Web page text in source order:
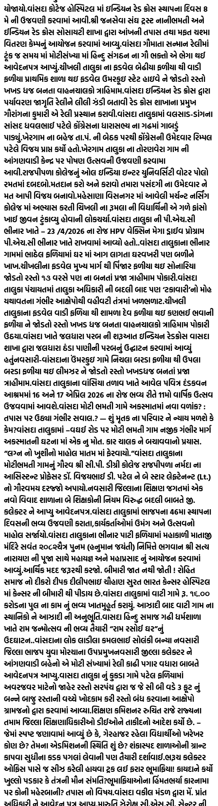
યોજાયો.વાંસદા કોટેજ હોસ્પિટલ માં ઇન્ડિયન રેડ ક્રોસ સ્થાપના દિવસ 8
મે ની ઉજવણી કરવામાં આવી.શ્રી જનસેવા સંઘ ટ્રસ્ટ નાનીભમતી અને
ઈન્ડિયન રેડ ક્રોસ સોસાયટી શાખા દ્વારા આંખની તપાસ તથા મફત ચશ્મા
વિતરણ કેમ્પનું આયોજન કરવામાં આવ્યુ.વાંસદા ગૌમાતા સન્માન રેલીમાં
ટૂંક જ સમય માં મોટીસંખ્યા માં હિન્દુ સંગઠન ના ગૌ ભક્તો એ ભેગા થઈ
આવેદનપત્ર આપ્યું.ચીખલી તાલુકા ના ફડવેલ બેઢીયા ફળીયા થી વાડી
ફળીયા પ્રાથમિક શાળા થઇ ફડવેલ ઉમરકૂઇ સ્ટેટ હાઇવે ને જોડતો રસ્તો
ખખડ ધજ બનતા વાહનચાલકો ત્રાહિમામ.વાંસદા ઇન્ડિયન રેડ ક્રોસ દ્વારા
પર્યાવરણ જાગૃતિ રેલીને લીલી ઝંડી બતાવી રેડ ક્રોસ શાખાના પ્રમુખ
ગૌરાંગના કુમારી એ રેલી પ્રસ્થાન કરાવી.વાંસદા તાલુકામાં વલસાડ-ડાંગના
સાંસદ ધવલભાઈ પટેલે કોંગ્રેસના ધારાસભ્ય ના ગઢમાં ગાબડું
પાડ્યું.ખેરગામ ના બહેજ તા.પં. ની બેઠક પરથી કોંગ્રેસની ઉમેદવાર રિમ્પલ
પટેલે વિજય પ્રાપ્ત કર્યો હતો.ખેરગામ તાલુકા ના તોરણવેરા ગામ ની
આંગણવાડી કેન્દ્ર પર પોષણ ઉત્સવની ઉજવણી કરવામા
આવી.રાજપીપળા કોલેજનું ઓલ ઇન્ડિયા ઇન્ટર યુનિવર્સિટી વોટર પોલો
રમતમાં દબદબો.મતદાન કરો અને કરાવો તમારા પસંદગી ના ઉમેદવાર ને
મત આપી વિજય બનાવો.મહેસાણા વિસનગર માં આવેલી મર્ચન્ટ નર્સિંગ
કોલેજ માં અભ્યાસ કરતી ચિખલી ના રૂમલા ની વિદ્યાર્થિની એ ગળે ફાંસો
ખાઈ જીવન ટુંકાવ્યુ હોવાની લોકચર્ચા.વાંસદા તાલુકા ની પી.એચ.સી
ભીનાર ખાતે – 23 /4/2026 ના રોજ HPV વેક્સિન મેગા ડ્રાઈવ પ્રોગ્રામ
પી.એચ.સી ભીનાર ખાતે રાખવામાં આવ્યો હતો..વાંસદા તાલુકાના ભીનાર
ગામમાં ભાઠેલ ફળિયામાં ઘર માં આગ લાગતા ઘરવખરી પણ બળીને
ખાખ.ચીખલીના ફડવેલ મુખ્ય માર્ગ થી પિંજાર ફળીયા થઇ સોનારિયા
જોડતો રસ્તો ૧૩ વરસે પણ ના બનતાં પ્રજા ત્રાહીમામ પોકારી.વાંસદા
તાલુકા પંચાયતમાં તાલુકા અધિકારી ની બદલી બાદ પણ ‘ટકાવારી’નો મોહ
યથાવતના ગંભીર આક્ષેપોથી વહીવટી તંત્રમાં ખળભળાટ.ચીખલી
તાલુકાના ફડવેલ વાડી ફળિયા થી શામળા દેવ ફળીયા થઇ કણભઈ ભવાની
ફળીયા ને જોડતો રસ્તો ખખડ ધજ બનતા વાહનચાલકો ત્રાહિમામ પોકારી
ઉઠયા.વાંસદા ખાતે જલધારા પરબ ની શરૂઆત ઇન્ડિયન રેડક્રોસ વાસદા
શાખા દ્વારા જલધારા ઠંડા પાણીની પરબનું ઉદ્ઘાટન કરવામાં આવ્યું
હતુંનવસારી-વાંસદાના ઉંમરકુઇ ગામે નિચલા બરડા ફળીયા થી ઉપલા
બરડા ફળીયા થઇ લીમઝર ને જોડતો રસ્તો ખખડધજ બનતાં પ્રજા
ત્રાહીમામ.વાંસદા તાલુકાના વાંસિયા તળાવ ખાતે આવેલ પવિત્ર દંડકવન
આશ્રમમાં 16 અને 17 એપ્રિલ 2026 ના રોજ ભવ્ય રીતે 11મો વાર્ષિક ઉત્સવ
ઉજવવામાં આવશે.વાંસદા મોટી ભમતી ગામે અકસ્માતમાં નવા વળાંક? :
તપાસ પર ઉઠ્યા ગંભીર સવાલ.? — શું મૃતક ના પરિવાર ને ન્યાય મળશે કે
કેમ?વાંસદા તાલુકામાં –વઘઈ રોડ પર મોટી ભમતી ગામ નજીક ગંભીર માર્ગ
અકસ્માતની ઘટના માં એક નુ મોત. કાર ચાલક ને બચાવવાનો પ્રયાસ.
“લગ્ન નો ખુશીનો માહોલ માતમ માં ફેરવાયો.”વાંસદા તાલુકાના
મોટીભમતી ગામનું ગૌરવ શ્રી સી.પી. ડીગ્રી કોલેજ રાજપીપળા નર્મદા ના
આસિસ્ટન્ટ પ્રોફેસર ડૉ. વિજયભાઈ ડી. પટેલ ને બે સ્ટાર લેફ્ટેનન્ટ (Lt.)
નો ગૌરવમય દરજ્જો અપાયો.નવસારી જિલ્લાના શિક્ષણ જગતમાં એક
નવો વિવાદ શાળાના બે શિક્ષકોની નિયમ વિરુદ્ધ બદલી બાબતે જી.
કલેક્ટર ને આપ્યુ આવેદનપત્ર.વાંસદા તાલુકામાં ભાજપના 46મા સ્થાપના
દિવસની ભવ્ય ઉજવણી કરાતા,કાર્યકર્તાઓમાં ઉમંગ અને ઉત્સવનો
માહોલ સર્જાયો.વાંસદા તાલુકાના ભીનાર પાટી ફળિયામાં મહાકાળી માતાજી
મંદિરે સવંત ‌‌૨૦૮૨ચૈત્ર‌ પુનમ (હનુમાન જયંતી) નિમિત્તે ભગવાન શ્રી સત્ય
નારાયણ ની પૂજા સાથે મહાયજ્ઞ અને મહાપ્રસાદ નું આયોજન કરવામાં
આવ્યું.આર્થિક મદદ જરૂરથી કરજો. બીમારી જાત નથી જોતી ! રોહિત
સમાજ નો દીકરો દીપક દીલીપભાઇ ચૌહાણ સુરત ભારત કેન્સર હોસ્પિટલ
માં કેન્સર ની બીમારી થી પીડાય છે.વાંસદા તાલુકામાં વાટી ગામે રૂ. ૧૬.૦૦
કરોડના પુલ ના કામ નું ભવ્ય ખાતમુહૂર્ત કરાયું. આઝાદી બાદ વાટી ગામ ના
સ્થાનિકો ને આઝાદી ની અનુભૂતિ.વાસદા હિન્દુ સમાજ ગઢી ધર્મશાળા
ખાતે રામ જન્મોત્સવ ની ભવ્ય તૈયારી “રામ રસોઈ ઘર”નું
ઉદઘાટન..વાંસદાના લોક લાડીલા કમલભાઈ સોલંકી બન્યા નવસારી
જિલ્લા ભાજપ યુવા મોરચાના ઉપપ્રમુખનવસારી જીલ્લા કલેક્ટર ને
આંગણવાડી બહેનો એ મોટી સંખ્યામાં રેલી કાઢી પગાર વધારા બાબતે
આવેદનપત્ર આપ્યુ.વાસદા તાલુકા નું કુકડા ગામે પટેલ ફળિયામાં
અવરજવર માટેનો જાહેર રસ્તો સરપંચ દ્વારા જ જે સી બી વડે 3 ફૂટ નું
બન્ને બાજુ રસ્તાની વચ્ચે ખોદકામ કરી રસ્તો બંધ કરવાના આક્ષેપો
ગ્રામજનો દ્વારા કરવામાં આવ્યા.શિક્ષણ કમિશનર રુચિત રાજે રાજ્યના
તમામ જિલ્લા શિક્ષણાધિકારીઓ ડીઈઓને તાકીદનો આદેશ કર્યો છે. –
જેમાં સ્પષ્ટ જણાવામાં આવ્યું છે કે, ગેરહાજર રહેલા વિદ્યાર્થીઓ ખરેખર
કોણ છે? તેમના એડમિશનની સ્થિતિ શું છે? શંકાસ્પદ શાળાઓની ગ્રાન્ટ
કાપવા સુધીના કડક પગલાં લેવાની પણ તૈયારી દર્શાવાઈ.ભરૂચ કલેક્ટર
ઓફિસ પાસે જ સીઝ કરેલી હાયવા ટ્રક લઈ ફરાર ભૂમાફિયા! કાયદાને કર્યો
ખુલ્લો પડકાર કે તંત્રની મૌન સંમતિ?ભૂમાફિયાઓના હિંમતભર્યા કારનામા
પર કોની મહેરબાની? તપાસ નો વિષય.વાંસદા વકીલ મંડળ દ્વારા મેં. પ્રાંત